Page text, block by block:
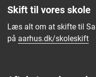
Skift til vores skole
Læs alt om at skifte til
på aarhus.dk/skoleskift